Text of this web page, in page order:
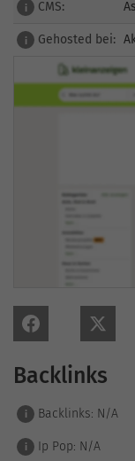
i CMS:
i Gehosted bei:
Backlinks
i Backlinks: N/A
i Ip Pop: N/A